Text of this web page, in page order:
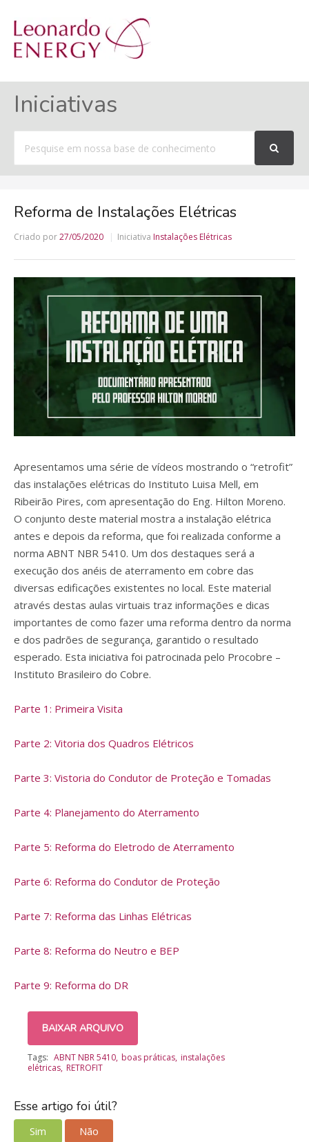
Iniciativas
por
Reforma de Instalações Elétricas
Criado por27/05/2020 Iniciativa Instalações Elétricas
Apresentamos uma série de vídeos mostrando o “retrofit”
das instalações elétricas do Instituto Luisa Mell, em
Ribeirão Pires, com apresentação do Eng. Hilton Moreno.
O conjunto deste material mostra a instalação elétrica
antes e depois da reforma, que foi realizada conforme a
norma ABNT NBR 5410. Um dos destaques será a
execução dos anéis de aterramento em cobre das
diversas edificações existentes no local. Este material
através destas aulas virtuais traz informações e dicas
importantes de como fazer uma reforma dentro da norma
e dos padrões de segurança, garantido o resultado
esperado. Esta iniciativa foi patrocinada pelo Procobre –
Instituto Brasileiro do Cobre.
Parte 1: Primeira Visita
Parte 2: Vitoria dos Quadros Elétricos
Parte 3: Vistoria do Condutor de Proteção e Tomadas
Parte 4: Planejamento do Aterramento
Parte 5: Reforma do Eletrodo de Aterramento
Parte 6: Reforma do Condutor de Proteção
Parte 7: Reforma das Linhas Elétricas
Parte 8: Reforma do Neutro e BEP
Parte 9: Reforma do DR
BAIXAR ARQUIVO
Tags: ABNT NBR 5410 boas práticas instalações
elétricas RETROFIT
Esse artigo foi útil?
Sim Não